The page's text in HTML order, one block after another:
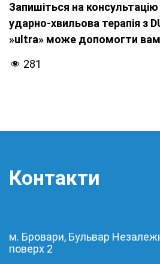
Запишіться на консультацію
ударно-хвильова терапія з
»ultra» може допомогти
281
Контакти
м. Бровари, Бульвар
поверх 2